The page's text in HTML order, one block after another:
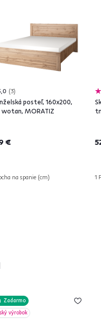
3
posteľ, 160x200,
wotan, MORATIZ
€
na spanie (cm) 1
Zadarmo
výrobok